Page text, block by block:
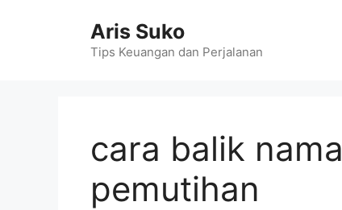
Aris Suko
Tips Keuangan dan Perjalanan
cara balik
pemutihan